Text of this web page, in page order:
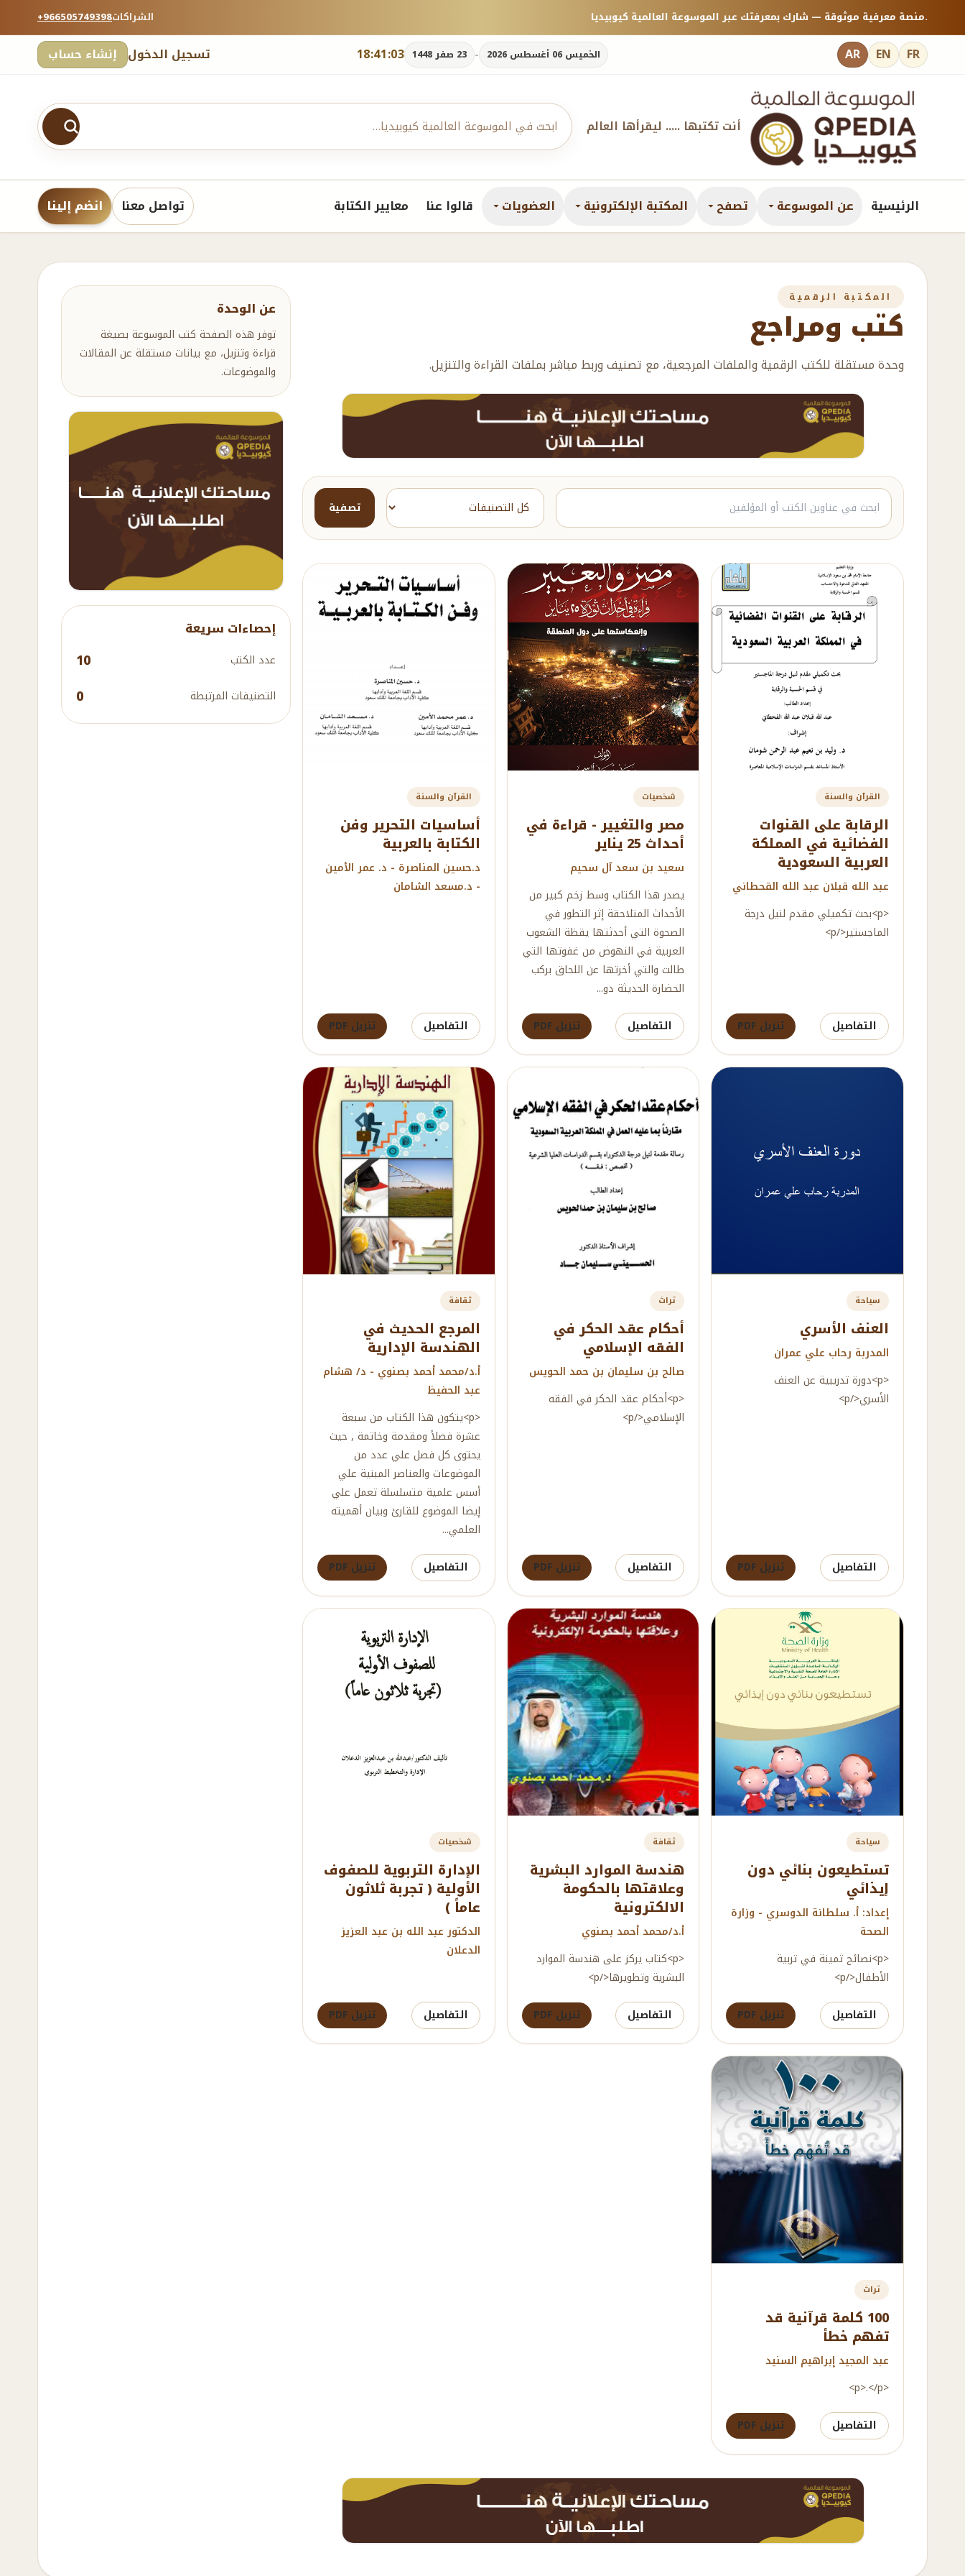
+966505749398الشراكات منصة معرفية موثوقة — شارك بمعرفتك عبر الموسوعة العالمية كيوبيديا.
تسجيل الدخول إنشاء حساب 18:41:04 الخميس 06 أغسطس 2026 - 23 صفر 1448 AR EN FR
أنت تكتبها ..... ليقرأها العالم
الرئيسية عن الموسوعة تصفح المكتبة الإلكترونية العضويات قالوا عنا معايير الكتابة تواصل معنا انضم إلينا
المكتبة الرقمية
كتب ومراجع
وحدة مستقلة للكتب الرقمية والملفات المرجعية، مع تصنيف وربط مباشر بملفات القراءة والتنزيل.
تصفية
القرآن والسنة
الرقابة على القنوات
الفضائية في المملكة
العربية السعودية
عبد الله قبلان عبد الله القحطاني
<p>بحث تكميلي مقدم لنيل درجة
الماجستير</p>
التفاصيل تنزيل PDF
شخصيات
مصر والتغيير - قراءة في
أحداث 25 يناير
سعيد بن سعد آل سحيم
يصدر هذا الكتاب وسط زخم كبير من
الأحداث المتلاحقة إثر التطور في
الصحوة التي أحدثتها يقظة الشعوب
العربية في النهوض من غفوتها التي
طالت والتي أخرتها عن اللحاق بركب
الحضارة الحديثة دو...
التفاصيل
تنزيل PDF
القرآن والسنة
أساسيات التحرير وفن
الكتابة بالعربية
د.حسين المناصرة - د. عمر الأمين
- د.مسعد الشامان
التفاصيل تنزيل PDF
سياحة
العنف الأسري
المدربة رحاب علي عمران
<p>دورة تدريبية عن العنف
الأسري</p>
التفاصيل تنزيل PDF
تراث
أحكام عقد الحكر في
الفقه الإسلامي
صالح بن سليمان بن حمد الحويس
<p>أحكام عقد الحكر في الفقه
الإسلامي</p>
التفاصيل تنزيل PDF
ثقافة
المرجع الحديث في
الهندسة الإدارية
أ.د/محمد أحمد بصنوي - د/ هشام
عبد الحفيظ
<p>يتكون هذا الكتاب من سبعة
عشرة فصلاً ومقدمة وخاتمة , حيث
يحتوى كل فصل علي عدد من
الموضوعات والعناصر المبنية علي
أسس علمية متسلسلة تعمل علي
إيضا الموضوع للقارئ وبيان أهميته
العلمي...
التفاصيل
تنزيل PDF
سياحة
تستطيعون بنائي دون
إيذائي
إعداد: أ. سلطانة الدوسري - وزارة
الصحة
<p>نصائح ثمينة في تربية
الأطفال</p>
التفاصيل
تنزيل PDF
ثقافة
هندسة الموارد البشرية
وعلاقتها بالحكومة
الالكترونية
أ.د/محمد أحمد بصنوي
<p>كتاب يركز على هندسة الموارد
البشرية وتطويرها</p>
التفاصيل
تنزيل PDF
شخصيات
الإدارة التربوية للصفوف
الأولية ( تجربة ثلاثون
عاماً )
الدكتور عبد الله بن عبد العزيز
الدعلان
التفاصيل تنزيل PDF
تراث
100 كلمة قرآنية قد
تفهم خطأ
عبد المجيد إبراهيم السنيد
<p>.</p>
التفاصيل
تنزيل PDF
عن الوحدة
توفر هذه الصفحة كتب الموسوعة بصيغة
قراءة وتنزيل، مع بيانات مستقلة عن المقالات
والموضوعات.
إحصاءات سريعة
عدد الكتب 10
التصنيفات المرتبطة 0